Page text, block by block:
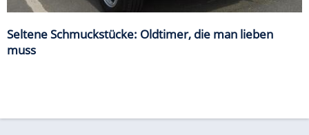
Seltene Schmuckstücke: Oldtimer, die man lieben
muss